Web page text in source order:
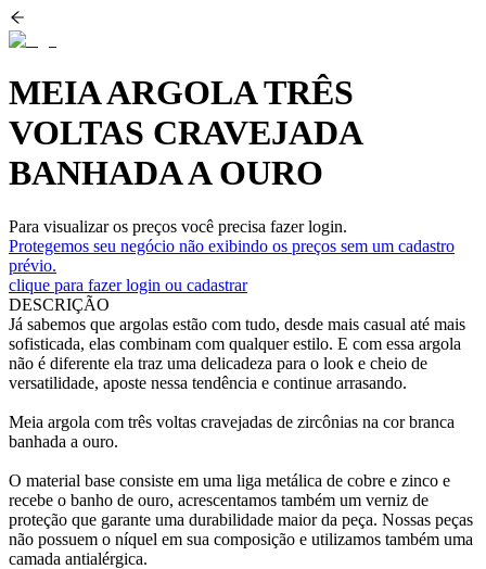
MEIA ARGOLA TRÊS
VOLTAS CRAVEJADA
BANHADA A OURO
Para visualizar os preços você precisa fazer login.
Protegemos seu negócio não exibindo os preços sem um cadastro
prévio.
clique para fazer login ou cadastrar
DESCRIÇÃO
Já sabemos que argolas estão com tudo, desde mais casual até mais
sofisticada, elas combinam com qualquer estilo. E com essa argola
não é diferente ela traz uma delicadeza para o look e cheio de
versatilidade, aposte nessa tendência e continue arrasando.
Meia argola com três voltas cravejadas de zircônias na cor branca
banhada a ouro.
O material base consiste em uma liga metálica de cobre e zinco e
recebe o banho de ouro, acrescentamos também um verniz de
proteção que garante uma durabilidade maior da peça. Nossas peças
não possuem o níquel em sua composição e utilizamos também uma
camada antialérgica.